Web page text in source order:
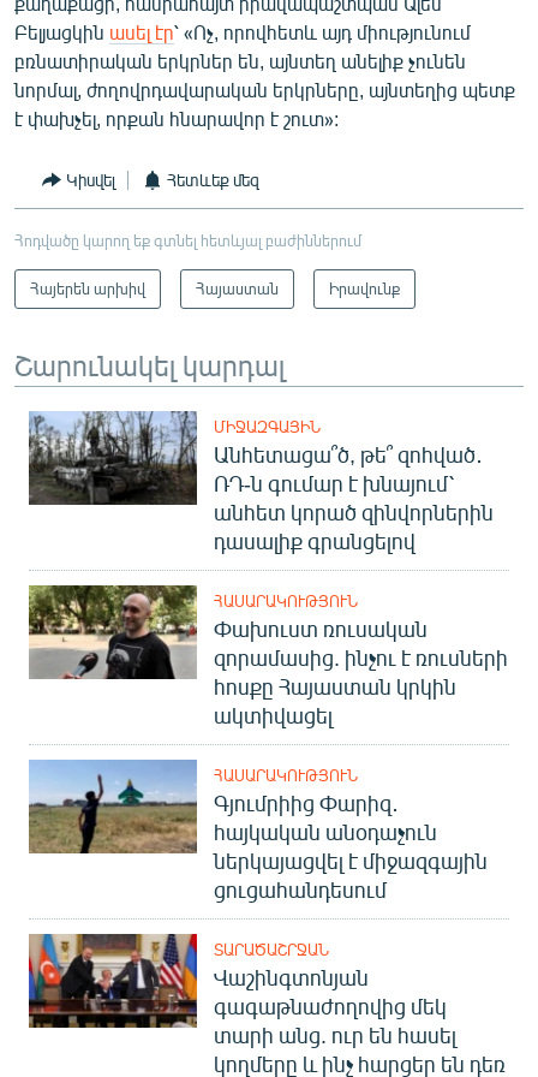
Բելյացկին ասել էր՝ «Ոչ, որովհետև այդ միությունում
բռնատիրական երկրներ են, այնտեղ անելիք չունեն
նորմալ, ժողովրդավարական երկրները, այնտեղից պետք
է փախչել, որքան հնարավոր է շուտ»:
Կիսվել Հետևեք մեզ
Հոդվածը կարող եք գտնել հետևյալ բաժիններում
Հայերեն արխիվ Հայաստան Իրավունք
Շարունակել կարդալ
ՄԻՋԱԶԳԱՅԻՆ
Անհետացա՞ծ, թե՞ զոհված․
ՌԴ-ն գումար է խնայում՝
անհետ կորած զինվորներին
դասալիք գրանցելով
ՀԱՍԱՐԱԿՈՒԹՅՈՒՆ
Փախուստ ռուսական
զորամասից. ինչու է ռուսների
հոսքը Հայաստան կրկին
ակտիվացել
ՀԱՍԱՐԱԿՈՒԹՅՈՒՆ
Գյումրիից Փարիզ․
հայկական անօդաչուն
ներկայացվել է միջազգային
ցուցահանդեսում
ՏԱՐԱԾԱՇՐՋԱՆ
Վաշինգտոնյան
գագաթնաժողովից մեկ
տարի անց. ուր են հասել
կողմերը և ինչ հարցեր են դեռ